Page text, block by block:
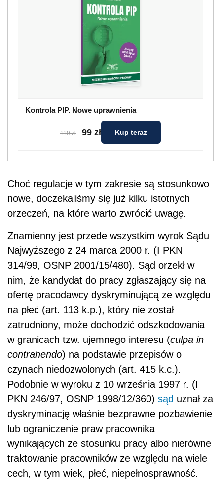
Kontrola PIP. Nowe uprawnienia
119 zł 99 zł Kup teraz
Choć regulacje w tym zakresie są stosunkowo
nowe, doczekaliśmy się już kilku istotnych
orzeczeń, na które warto zwrócić uwagę.
Znamienny jest przede wszystkim wyrok Sądu
Najwyższego z 24 marca 2000 r. (I PKN
314/99, OSNP 2001/15/480). Sąd orzekł w
nim, że kandydat do pracy zgłaszający się na
ofertę pracodawcy dyskryminującą ze względu
na płeć (art. 113 k.p.), który nie został
zatrudniony, może dochodzić odszkodowania
w granicach tzw. ujemnego interesu (culpa in
contrahendo) na podstawie przepisów o
czynach niedozwolonych (art. 415 k.c.).
Podobnie w wyroku z 10 września 1997 r. (I
PKN 246/97, OSNP 1998/12/360) sąd uznał za
dyskryminację właśnie bezprawne pozbawienie
lub ograniczenie praw pracownika
wynikających ze stosunku pracy albo nierówne
traktowanie pracowników ze względu na wiele
cech, w tym wiek, płeć, niepełnosprawność.